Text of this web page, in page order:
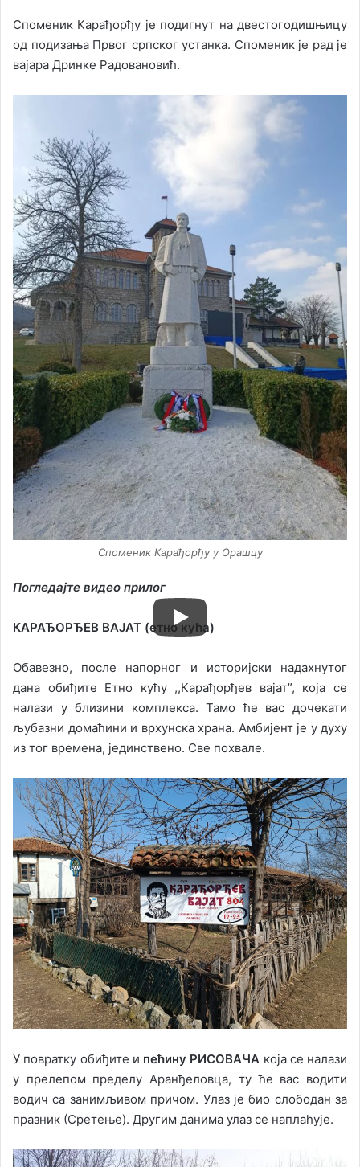
Споменик Карађорђу је подигнут на двестогодишњицу
од подизања Првог српског устанка. Споменик је рад је
вајара Дринке Радовановић.
Споменик Карађорђу у Орашцу
Погледајте видео прилог
КАРАЂОРЂЕВ ВАЈАТ (етно кућа)
Обавезно, после напорног и историјски надахнутог
дана обиђите Етно кућу ,,Карађорђев вајат”, која се
налази у близини комплекса. Тамо ће вас дочекати
љубазни домаћини и врхунска храна. Амбијент је у духу
из тог времена, јединствено. Све похвале.
У повратку обиђите и пећину РИСОВАЧА која се налази
у прелепом пределу Аранђеловца, ту ће вас водити
водич са занимљивом причом. Улаз је био слободан за
празник (Сретење). Другим данима улаз се наплаћује.